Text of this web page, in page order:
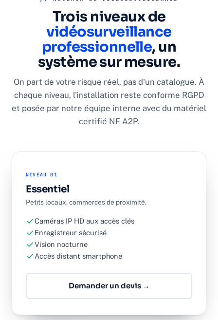
Trois niveaux de
vidéosurveillance
professionnelle, un
système sur mesure.
On part de votre risque réel, pas d'un catalogue. À
chaque niveau, l'installation reste conforme RGPD
et posée par notre équipe interne avec du matériel
certifié NF A2P.
NIVEAU 01
Essentiel
Petits locaux, commerces de proximité.
Caméras IP HD aux accès clés
Enregistreur sécurisé
Vision nocturne
Accès distant smartphone
Demander un devis →